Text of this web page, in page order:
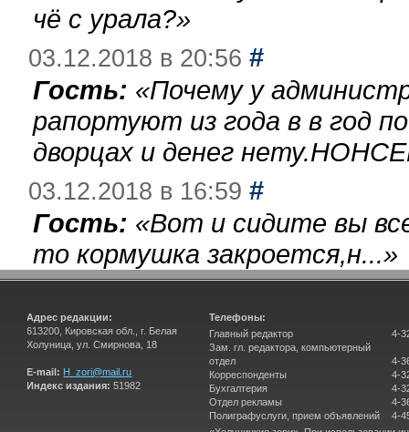
чё с урала?»
03.12.2018 в 20:56 #
Гость: «Почему у
рапортуют из года в в год
дворцах и денег
03.12.2018 в 16:59 #
Гость: «Вот и сидите вы
то кормушка закроется,н...»
Адрес редакции:
613200, Кировская обл., г. Белая
Холуница, ул. Смирнова, 18
E-mail: H_zori@mail.ru
Индекс издания: 51982
Телефоны:
Главный редактор
Зам. гл. редактора, компьютерный
отдел
Корреспонденты
Бухгалтерия
Отдел рекламы
Полиграфуслуги, прием объявлений
4-
4-
4-
4-
4-
4-